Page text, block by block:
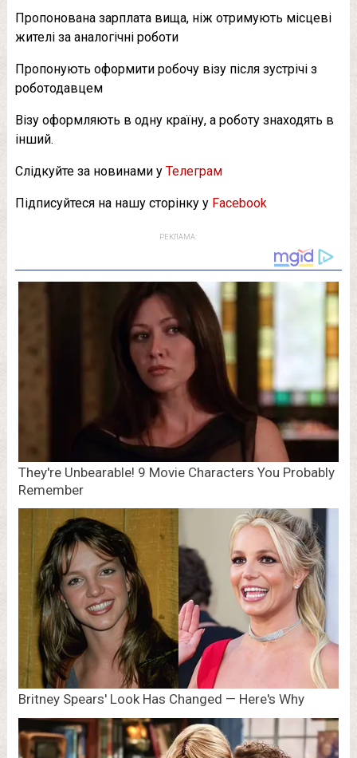
Пропонована зарплата вища, ніж отримують місцеві
жителі за аналогічні роботи
Пропонують оформити робочу візу після зустрічі з
роботодавцем
Візу оформляють в одну країну, а роботу знаходять в
інший.
Слідкуйте за новинами у Телеграм
Підписуйтеся на нашу сторінку у Facebook
РЕКЛАМА: